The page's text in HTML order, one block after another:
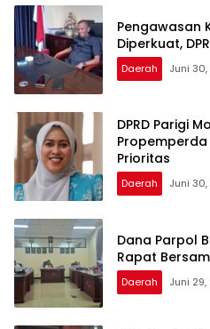
Pengawasan
Diperkuat,
Daerah Juni
DPRD Parigi
Propemperda
Prioritas
Daerah Juni
Dana Parpol
Rapat
Daerah Juni